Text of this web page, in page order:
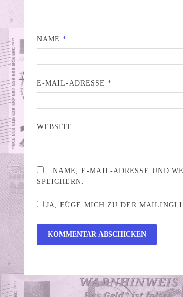
NAME *
E-MAIL-ADRESSE *
WEBSITE
NAME, E-MAIL-ADRESSE UND
SPEICHERN.
JA, FÜGE MICH ZU DER